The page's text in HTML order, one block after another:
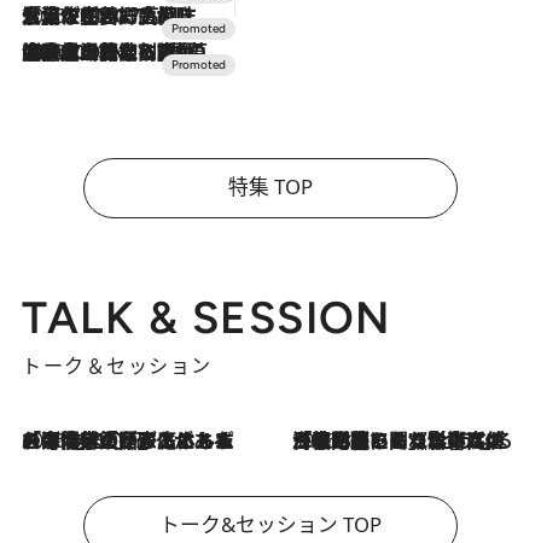
2026.7.17
「土佐和ハーブかき氷」がOMO7高知に登場！生姜、山椒、大葉など目にも舌にも涼を呼ぶ郷土の味
2026.7.10
NEW OPEN！【界 草津】名湯の地に誕生。趣の異なる2種の温泉と上州ならではの会席・蕎麦割烹など美食を味わう究極の癒やし旅
特集 TOP
TALK & SESSION
トーク＆セッション
2026.8.3
「今後値上げがあるとすれば…」「リスクがあるのは今年の冬」エネルギー専門家が語る、ホルムズ海峡封鎖が家庭にもたらす“ある心配” 2026.8.3
「住宅建てられない…」「サーチャージ料の高値が続いている」ホルムズ海峡封鎖による影響はいつまで続く？《エネルギー専門家に聞く“どうなる日本の暮らし”》
トーク&セッション TOP